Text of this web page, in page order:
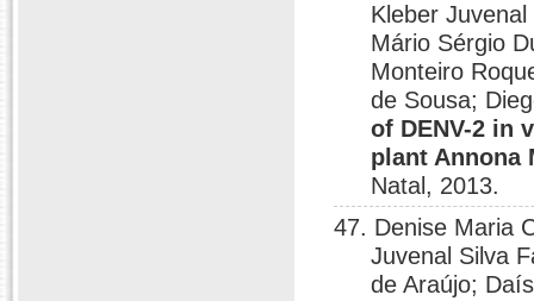
Kleber
Mário Sérgio
Monteiro
de Sousa;
of DENV-2 in
plant Annona
Natal, 2013.
47. Denise Maria
Juvenal Silva
de Araújo;